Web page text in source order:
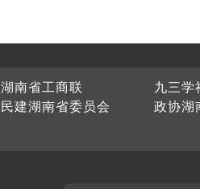
湖南省工商联 九三学
民建湖南省委员会 政协湖